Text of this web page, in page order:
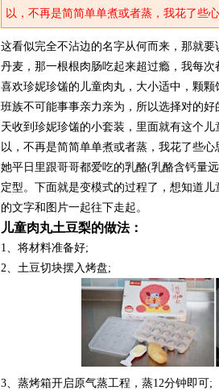
以，不再是简简单单煮或者蒸，我花了些
定型。
这看似完全不沾边的名字从何而来，那就
丹麦，那一根根肉肠吃起来超过瘾，我每
喜欢珍妮珍馐的儿童肉丸，大小适中，颗
班族不可能事事亲力亲为，所以选择对的
天收到珍妮珍馐的小套装，里面就有这个
以，不再是简简单单煮或者蒸，我花了些
她平日里跟哥哥都爱吃的乳酪(乳酪含钙量
定型。下面就是变模式的过程了，想知道
的文字和图片一起往下走起。
儿童肉丸土豆梨的做法：
1、将材料准备好;
2、土豆切块摆入烤盘;
3、蒸烤箱开启原气蒸工程，蒸12分钟即可;